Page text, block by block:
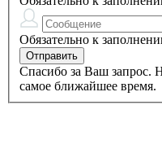
Обязательно к
Спасибо за Ваш запрос.
самое ближайшее время.